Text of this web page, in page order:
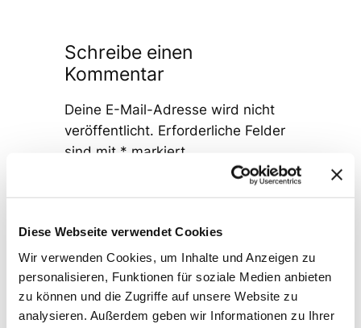
Diese Webseite verwendet Cookies
Wir verwenden Cookies, um Inhalte und Anzeigen zu
personalisieren, Funktionen für soziale Medien anbieten
zu können und die Zugriffe auf unsere Website zu
analysieren. Außerdem geben wir Informationen zu Ihrer
Schreibe einen
Kommentar
Deine E-Mail-Adresse wird nicht
veröffentlicht. Erforderliche Felder
sind mit * markiert
Name*